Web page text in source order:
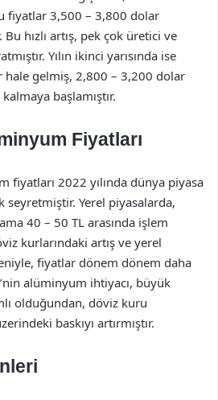
fiyatlar 3,500 – 3,800 dolar
Bu hızlı artış, pek çok üretici ve
Yılın ikinci yarısında ise
gelmiş, 2,800 – 3,200 dolar
başlamıştır.
Fiyatları
fiyatları 2022 yılında dünya piyasa
seyretmiştir. Yerel piyasalarda,
40 – 50 TL arasında işlem
kurlarındaki artış ve yerel
fiyatlar dönem dönem daha
alüminyum ihtiyacı, büyük
olduğundan, döviz kuru
baskıyı artırmıştır.